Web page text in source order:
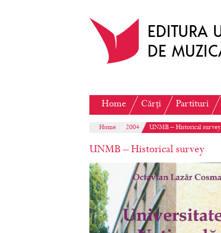
Home Cărți Partituri
Home 2004 UNMB – Historical survey
UNMB – Historical survey